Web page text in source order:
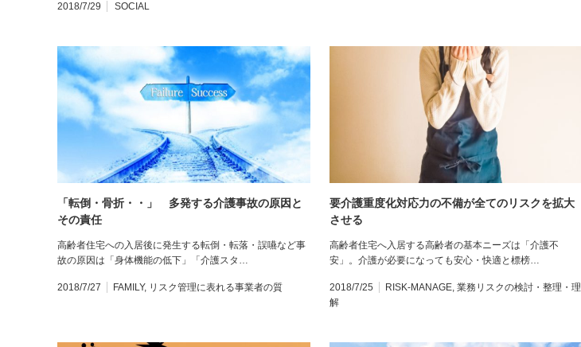
2018/7/29 SOCIAL
「転倒・骨折・・」 多発する介護事故の原因と
その責任
高齢者住宅への入居後に発生する転倒・転落・誤嚥など事
故の原因は「身体機能の低下」「介護スタ…
2018/7/27 FAMILY, リスク管理に表れる事業者の質
要介護重度化対応力の不備が全てのリスクを拡大
させる
高齢者住宅へ入居する高齢者の基本ニーズは「介護不
安」。介護が必要になっても安心・快適と標榜…
2018/7/25 RISK-MANAGE, 業務リスクの検討・整理・理
解